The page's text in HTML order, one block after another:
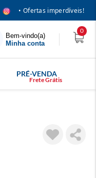
• Ofertas imperdíveis!
Bem-vindo(a)
Minha conta
0
PRÉ-VENDA